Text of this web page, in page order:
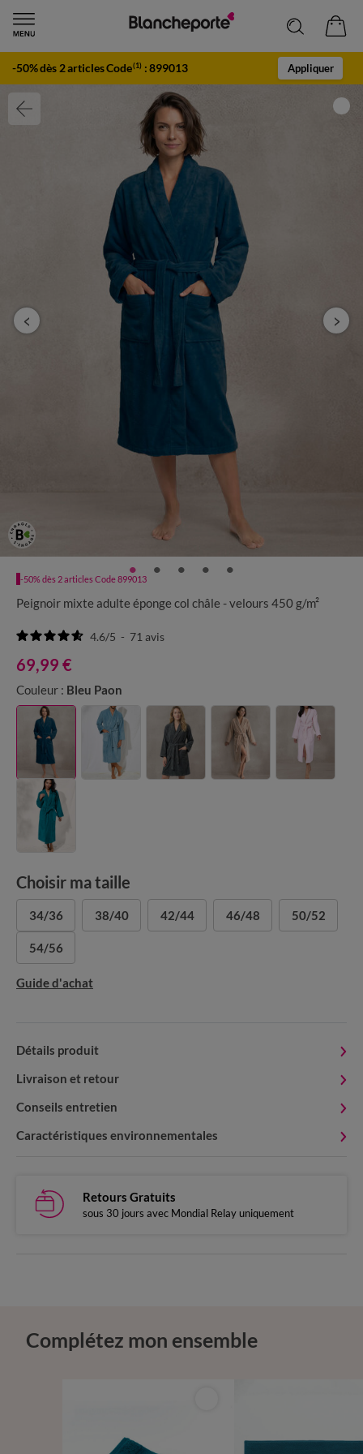
-50% dès 2 articles Code(1) :899013 Appliquer
-50% dès 2 articles Code 899013
Peignoir mixte adulte éponge col châle - velours 450 g/m²
4.6/5 - 71 avis
69,99 €
Couleur : Bleu Paon
Choisir ma taille
34/36 38/40 42/44 46/48 50/52
54/56
Guide d'achat
Détails produit
Livraison et retour
Conseils entretien
Caractéristiques environnementales
Retours Gratuits
sous 30 jours avec Mondial Relay uniquement
Complétez mon ensemble